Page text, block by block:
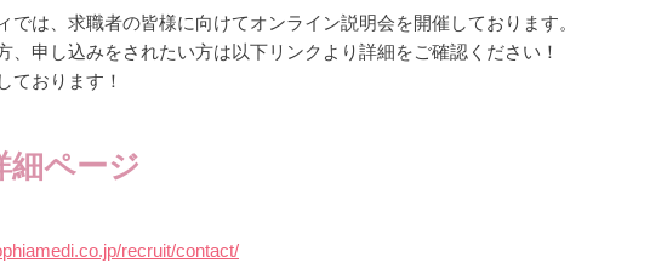
では、求職者の皆様に向けてオンライン説明会を開催しております。
、申し込みをされたい方は以下リンクより詳細をご確認ください！
ております！
細ページ
recruit/contact/